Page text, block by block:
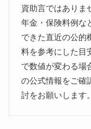
資助言ではありま
年金・保険料例な
できた直近の公的
料を参考にした目
で数値が変わる場
の公式情報をご確
討をお願いします。